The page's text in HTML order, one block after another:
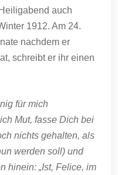
auch
1912. Am 24.
nachdem er
schreibt er ihr einen
für mich
Mut, fasse Dich bei
nichts gehalten, als
werden soll) und
hinein: „Ist, Felice, im